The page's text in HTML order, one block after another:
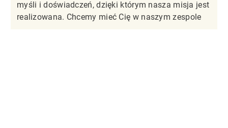
myśli i doświadczeń, dzięki którym nasza misja jest
realizowana. Chcemy mieć Cię w naszym zespole